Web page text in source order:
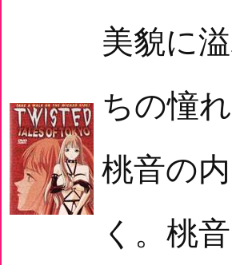
美貌に
ちの憧
桃音の
く。桃